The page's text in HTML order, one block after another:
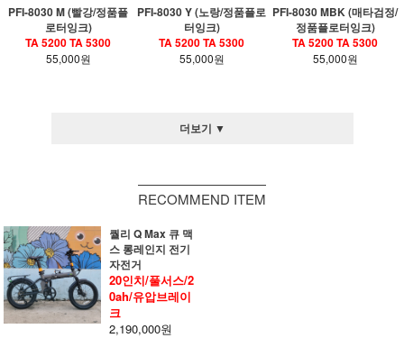
PFI-8030 M (빨강/정품플
로터잉크)
TA 5200 TA 5300
55,000원
PFI-8030 Y (노랑/정품플로
터잉크)
TA 5200 TA 5300
55,000원
PFI-8030 MBK (매타검정/
정품플로터잉크)
TA 5200 TA 5300
55,000원
더보기 ▼
RECOMMEND ITEM
퀄리 Q Max 큐 맥
스 롱레인지 전기
자전거
20인치/풀서스/2
0ah/유압브레이
크
2,190,000원